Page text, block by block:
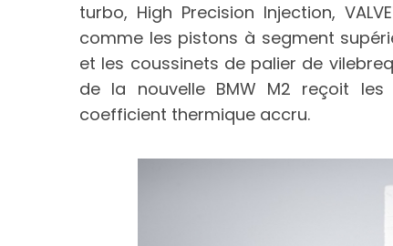
turbo, High Precision Injection,
comme les pistons à segment
et les coussinets de palier de
de la nouvelle BMW M2 reçoit les
coefficient thermique accru.
e